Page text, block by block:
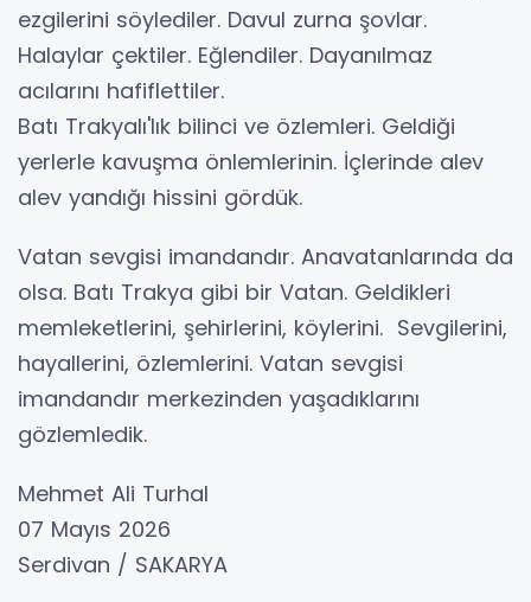
ezgilerini söylediler. Davul zurna şovlar.
Halaylar çektiler. Eğlendiler. Dayanılmaz
acılarını hafiflettiler.
Batı Trakyalı'lık bilinci ve özlemleri. Geldiği
yerlerle kavuşma önlemlerinin. İçlerinde alev
alev yandığı hissini gördük.
Vatan sevgisi imandandır. Anavatanlarında da
olsa. Batı Trakya gibi bir Vatan. Geldikleri
memleketlerini, şehirlerini, köylerini. Sevgilerini,
hayallerini, özlemlerini. Vatan sevgisi
imandandır merkezinden yaşadıklarını
gözlemledik.
Mehmet Ali Turhal
07 Mayıs 2026
Serdivan / SAKARYA